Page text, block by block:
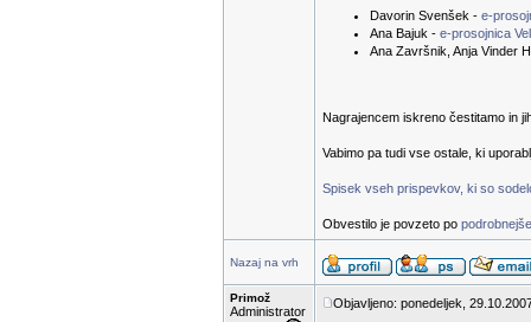
Davorin Svenšek - e-
Ana Bajuk - e-prosojnica
Ana Završnik, Anja Vinder
Nagrajencem iskreno čestitamo in
Vabimo pa tudi vse ostale, ki
Spisek vseh prispevkov, ki so
Obvestilo je povzeto po
Nazaj na vrh
Primož
Administrator
Objavljeno: ponedeljek,